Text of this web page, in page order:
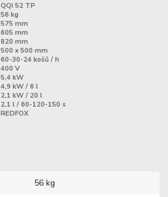
QQI 52 TP
56 kg
575 mm
605 mm
820 mm
500 x 500 mm
60-30-24 košů / h
400 V
5,4 kW
4,9 kW / 6 l
2,1 kW / 20 l
2,1 l / 60-120-150 s
REDFOX
56 kg